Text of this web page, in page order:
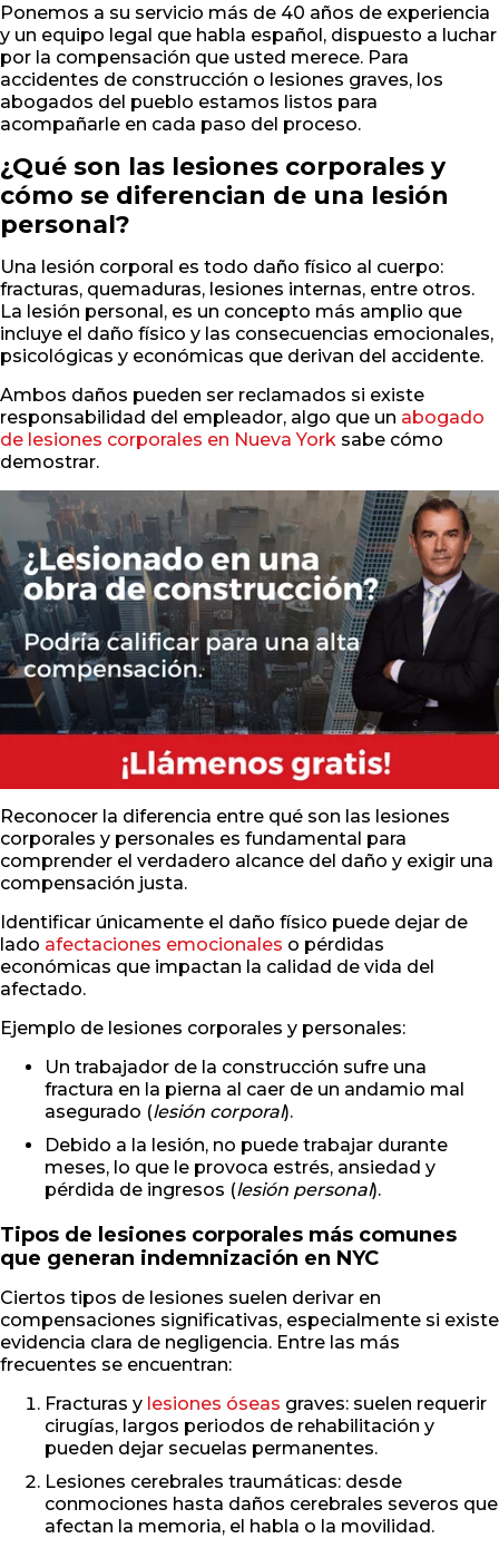
Ponemos a su servicio más de 40 años de experiencia
y un equipo legal que habla español, dispuesto a luchar
por la compensación que usted merece. Para
accidentes de construcción o lesiones graves, los
abogados del pueblo estamos listos para
acompañarle en cada paso del proceso.
¿Qué son las lesiones corporales y
cómo se diferencian de una lesión
personal?
Una lesión corporal es todo daño físico al cuerpo:
fracturas, quemaduras, lesiones internas, entre otros.
La lesión personal, es un concepto más amplio que
incluye el daño físico y las consecuencias emocionales,
psicológicas y económicas que derivan del accidente.
Ambos daños pueden ser reclamados si existe
responsabilidad del empleador, algo que un abogado
de lesiones corporales en Nueva York sabe cómo
demostrar.
Reconocer la diferencia entre qué son las lesiones
corporales y personales es fundamental para
comprender el verdadero alcance del daño y exigir una
compensación justa.
Identificar únicamente el daño físico puede dejar de
lado afectaciones emocionales o pérdidas
económicas que impactan la calidad de vida del
afectado.
Ejemplo de lesiones corporales y personales:
Un trabajador de la construcción sufre una
fractura en la pierna al caer de un andamio mal
asegurado (lesión corporal).
Debido a la lesión, no puede trabajar durante
meses, lo que le provoca estrés, ansiedad y
pérdida de ingresos (lesión personal).
Tipos de lesiones corporales más comunes
que generan indemnización en NYC
Ciertos tipos de lesiones suelen derivar en
compensaciones significativas, especialmente si existe
evidencia clara de negligencia. Entre las más
frecuentes se encuentran:
Fracturas y lesiones óseas graves: suelen requerir
cirugías, largos periodos de rehabilitación y
pueden dejar secuelas permanentes.
Lesiones cerebrales traumáticas: desde
conmociones hasta daños cerebrales severos que
afectan la memoria, el habla o la movilidad.